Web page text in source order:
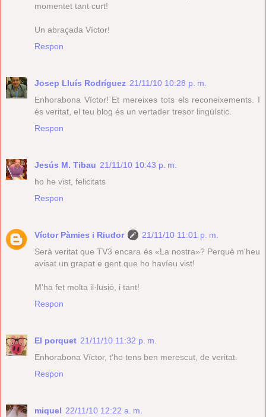
momentet tant curt!
Un abraçada Víctor!
Respon
Josep Lluís Rodríguez 21/11/10 10:28 p. m.
Enhorabona Víctor! Et mereixes tots els reconeixements. I
és veritat, el teu blog és un vertader tresor lingüístic.
Respon
Jesús M. Tibau 21/11/10 10:43 p. m.
ho he vist, felicitats
Respon
Víctor Pàmies i Riudor
21/11/10 11:01 p. m.
Serà veritat que TV3 encara és «La nostra»? Perquè m'heu
avisat un grapat e gent que ho havíeu vist!
M'ha fet molta il·lusió, i tant!
Respon
El porquet 21/11/10 11:32 p. m.
Enhorabona Víctor, t'ho tens ben merescut, de veritat.
Respon
miquel 22/11/10 12:22 a. m.